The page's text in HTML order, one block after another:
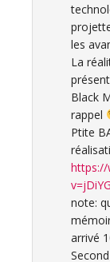
les
La
Black
rappel
Ptite
https://
note:
arrivé